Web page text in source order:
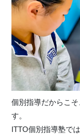
個別指導だからこ
す。
ITTO個別指導塾で